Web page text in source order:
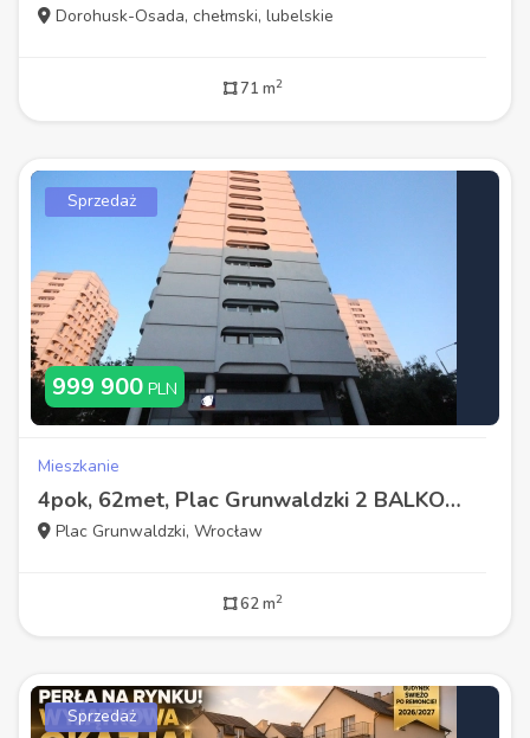
Dorohusk-Osada, chełmski, lubelskie
71 m2
Sprzedaż
999 900 PLN
Mieszkanie
4pok, 62met, Plac Grunwaldzki 2 BALKONY/PIWNICA/2 WINDY (Wrocław)
Plac Grunwaldzki, Wrocław
62 m2
Sprzedaż